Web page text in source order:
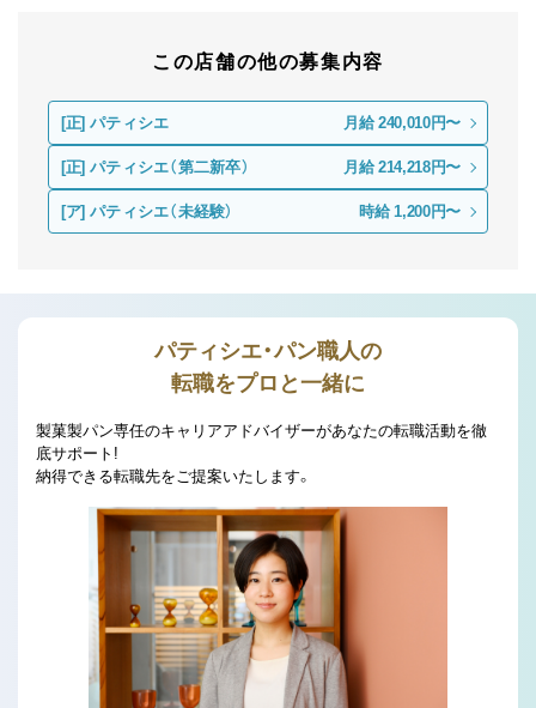
この店舗の他の募集内容
[正] パティシエ 月給 240,010円〜
[正] パティシエ（第二新卒） 月給 214,218円〜
[ア] パティシエ（未経験） 時給 1,200円〜
パティシエ・パン職人の
転職をプロと一緒に
製菓製パン専任のキャリアアドバイザーがあなたの転職活動を徹
底サポート!
納得できる転職先をご提案いたします。